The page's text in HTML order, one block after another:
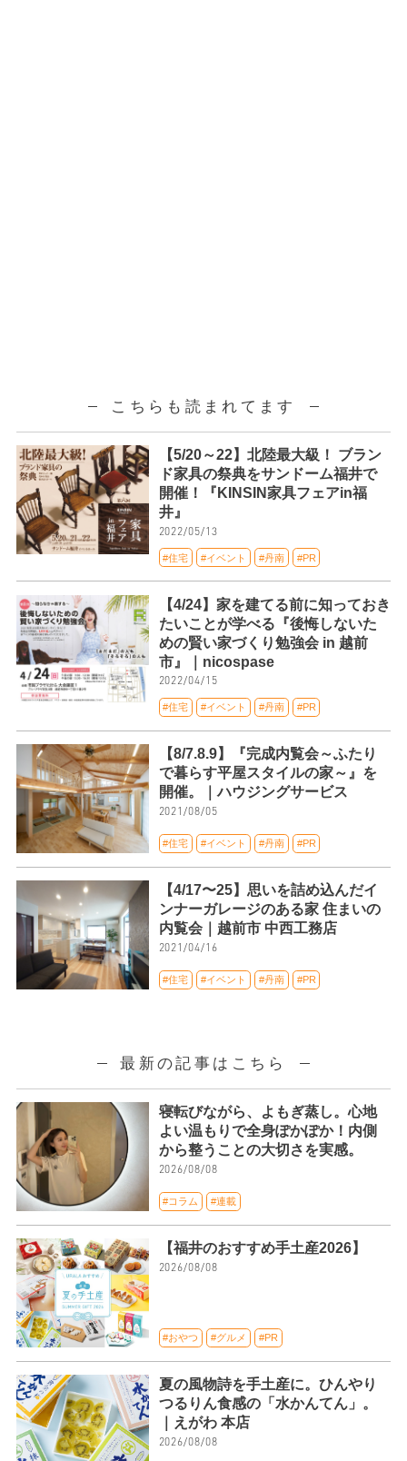
こちらも読まれてます
【5/20～22】北陸最大級！ ブラン
ド家具の祭典をサンドーム福井で
開催！『KINSIN家具フェアin福
井』
2022/05/13
#住宅 #イベント #丹南 #PR
【4/24】家を建てる前に知っておき
たいことが学べる『後悔しないた
めの賢い家づくり勉強会 in 越前
市』｜nicospase
2022/04/15
#住宅 #イベント #丹南 #PR
【8/7.8.9】『完成内覧会～ふたり
で暮らす平屋スタイルの家～』を
開催。｜ハウジングサービス
2021/08/05
#住宅 #イベント #丹南 #PR
【4/17〜25】思いを詰め込んだイ
ンナーガレージのある家 住まいの
内覧会｜越前市 中西工務店
2021/04/16
#住宅 #イベント #丹南 #PR
最新の記事はこちら
寝転びながら、よもぎ蒸し。心地
よい温もりで全身ぽかぽか！内側
から整うことの大切さを実感。
2026/08/08
#コラム #連載
【福井のおすすめ手土産2026】
2026/08/08
#おやつ #グルメ #PR
夏の風物詩を手土産に。ひんやり
つるりん食感の「水かんてん」。
｜えがわ 本店
2026/08/08